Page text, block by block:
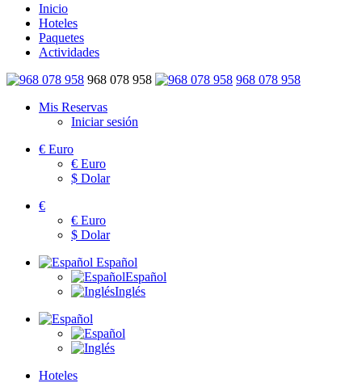
Inicio
Hoteles
Paquetes
Actividades
968 078 958
968 078 958
Mis Reservas
Iniciar sesión
€ Euro
€ Euro
$ Dolar
€
€ Euro
$ Dolar
Español
Español
Inglés
Hoteles